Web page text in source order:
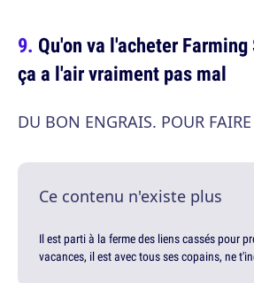
Qu'on va l'acheter
ça a l'air vraiment pas mal
DU BON ENGRAIS. POUR
Ce contenu n'existe plus
Il est parti à la ferme des liens cassés pour
vacances, il est avec tous ses copains, ne